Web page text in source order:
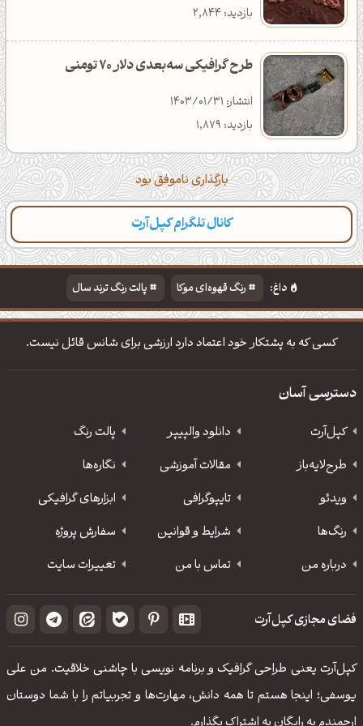
بازدید: 2,844
طرح گرافیکی سه‌بعدی دلار 70 تومنی
انتشار: 1403/01/31
بازدید: 1,879
بارگذاری ناموفق بود
کانال تلگرام کپل‌آرت
داغ: رنگ قهوه‌ای موکا
پالت رنگ ترند سال
دانلود والپیپر مذهبی
تایپوگرافی شعر مولانا
کسی که به پشتکار خود اعتماد دارد ارزشی برای شانس قائل نیست.
دسترسی آسان
کپل‌آرت دانلود‌ والپیپر
پالت رنگ
طرح‌لایه‌باز
مقالات آموزشی
نگاره‌ها
ویدئو
‌تایپوگرافی
ابزارهای گرافیکی
رنگ‌ها
شرایط و قوانین
سفارش پروژه
درباره من
تماس با من تغییرات سایت
فضای مجازی کپل‌آرت
کپل‌آرت یعنی طراحی گرافیک و برنامه نویسی با چاشنی خلاقیت. من علی
یوسفی؛ اینجا هستم تا همه دانش، مهارت‌‌ها و تجربیاتم را با شما دوستان